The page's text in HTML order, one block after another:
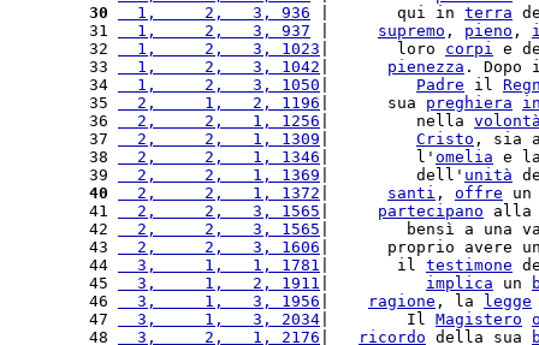
30
  1,     2,   3, 936
|       qui in terra
31
  1,     2,   3, 937
supremo , pieno ,
32
  1,     2,   3, 1023
|       loro corpi e
33
  1,     2,   3, 1042
pienezza .
34
  1,     2,   3, 1050
Padre il
35
  2,     1,   2, 1196
|      sua preghiera
36
  2,     2,   1, 1256
|         nella
37
  2,     2,   1, 1309
Cristo , sia
38
  2,     2,   1, 1346
|         l' omelia e
39
  2,     2,   1, 1369
|         dell' unità
40
  2,     2,   1, 1372
santi , offre
41
  2,     2,   3, 1565
partecipano
42
  2,     2,   3, 1565
|        bensì a una
43
  2,     2,   3, 1606
|      proprio avere
44
  3,     1,   1, 1781
|       il testimone
45
  3,     1,   2, 1911
implica un
46
  3,     1,   3, 1956
ragione , la
legge
47
  3,     1,   3, 2034
|        Il Magistero
48
  3,     2,   1, 2176
ricordo della sua